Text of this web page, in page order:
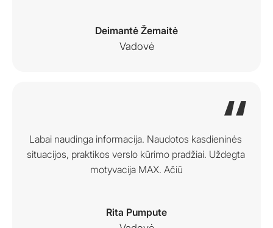
Deimantė Žemaitė
Vadovė
Labai naudinga informacija. Naudotos kasdieninės
situacijos, praktikos verslo kūrimo pradžiai. Uždegta
motyvacija MAX. Ačiū
Rita Pumpute